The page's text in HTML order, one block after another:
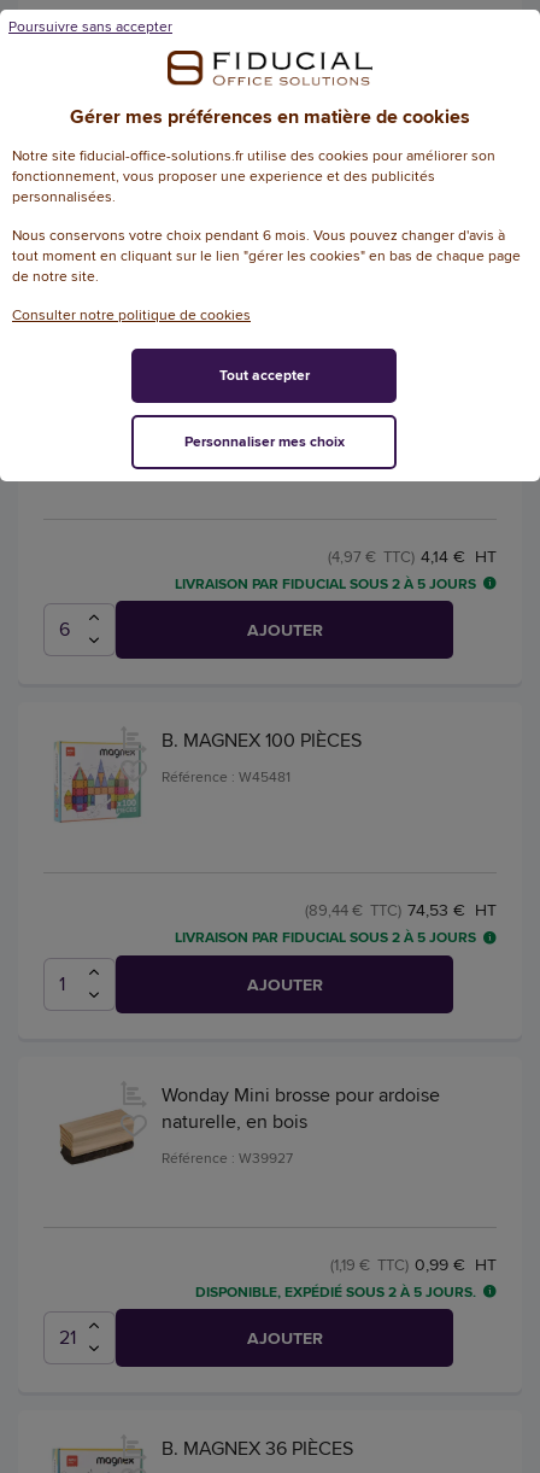
B. MAGNEX 60 PIÈCES
Référence : W45471
LIVRAISON PAR FIDUCIAL SOUS 2 À 5 JOURS
Aimant adhesif o'color 25x20mm
blanc et noir sachet 168 unités - La
francaise des couleurs
Référence : W42533
4,14 € HT
(4,97 € TTC)
LIVRAISON PAR FIDUCIAL SOUS 2 À 5 JOURS
AJOUTER
B. MAGNEX 100 PIÈCES
Référence : W45481
74,53 € HT
(89,44 € TTC)
LIVRAISON PAR FIDUCIAL SOUS 2 À 5 JOURS
AJOUTER
Wonday Mini brosse pour ardoise
naturelle, en bois
Référence : W39927
0,99 € HT
(1,19 € TTC)
DISPONIBLE, EXPÉDIÉ SOUS 2 À 5 JOURS.
AJOUTER
B. MAGNEX 36 PIÈCES
Gérer mes préférences en matière de cookies
Notre site fiducial-office-solutions.fr utilise des cookies pour améliorer son
fonctionnement, vous proposer une experience et des publicités
personnalisées.
Nous conservons votre choix pendant 6 mois. Vous pouvez changer d'avis à
tout moment en cliquant sur le lien "gérer les cookies" en bas de chaque page
de notre site.
Consulter notre politique de cookies
Poursuivre sans accepter
Personnaliser mes choix
Tout accepter